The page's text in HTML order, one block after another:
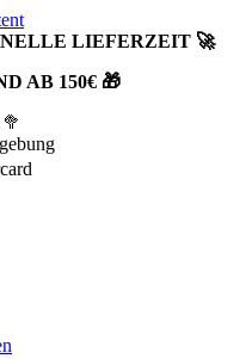
LIEFERZEIT 🚀
AB 150€ 🎁